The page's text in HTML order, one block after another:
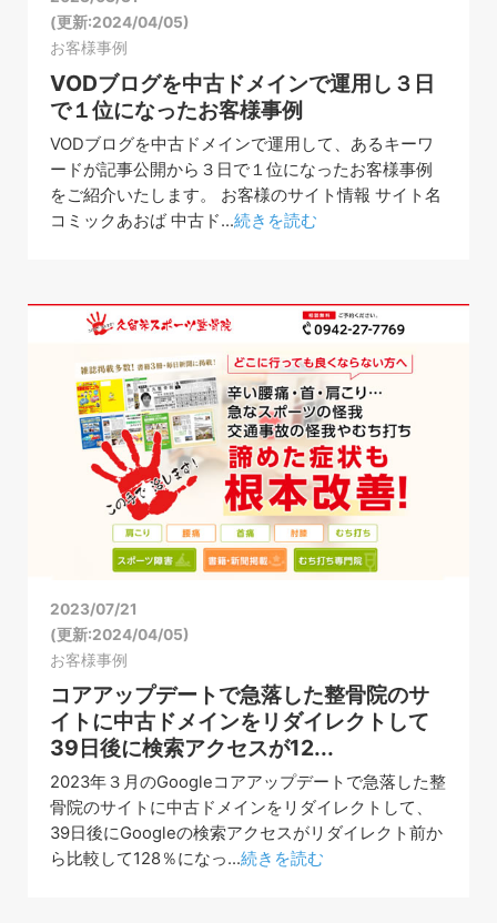
(更新:2024/04/05)
お客様事例
VODブログを中古ドメインで運用し３日
で１位になったお客様事例
VODブログを中古ドメインで運用して、あるキーワ
ードが記事公開から３日で１位になったお客様事例
をご紹介いたします。 お客様のサイト情報 サイト名
コミックあおば 中古ド...続きを読む
2023/07/21
(更新:2024/04/05)
お客様事例
コアアップデートで急落した整骨院のサ
イトに中古ドメインをリダイレクトして
39日後に検索アクセスが12...
2023年３月のGoogleコアアップデートで急落した整
骨院のサイトに中古ドメインをリダイレクトして、
39日後にGoogleの検索アクセスがリダイレクト前か
ら比較して128％になっ...続きを読む